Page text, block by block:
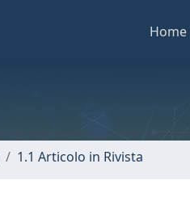
Home
1.1 Articolo in Rivista